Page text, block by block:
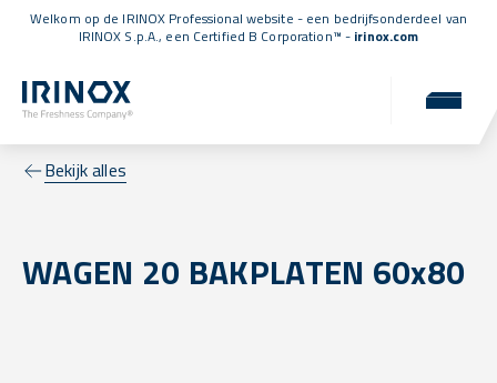
Welkom op de IRINOX Professional website - een bedrijfsonderdeel van
IRINOX S.p.A., een Certified B Corporation™ - irinox.com
Bekijk alles
WAGEN 20 BAKPLATEN 60x80